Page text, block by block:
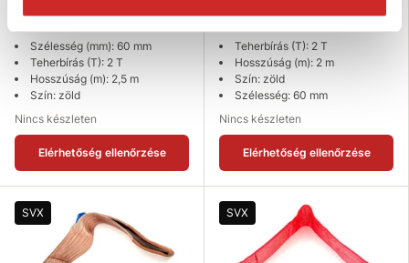
Szélesség (mm): 60 mm
Teherbírás (T): 2 T
Hosszúság (m): 2,5 m
Szín: zöld
Nincs készleten
Elérhetőség ellenőrzése
Teherbírás (T): 2 T
Hosszúság (m): 2 m
Szín: zöld
Szélesség: 60 mm
Nincs készleten
Elérhetőség ellenőrzése
SVX SVX